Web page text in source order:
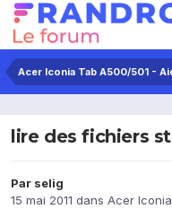
lire des fichiers
Par selig
15 mai 2011 dans Acer